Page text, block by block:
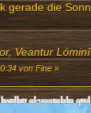
gerade die
Veantur
von Fine»